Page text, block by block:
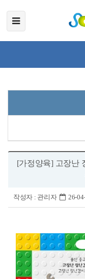
[가정양육] 고장난
작성자 : 관리자 26-